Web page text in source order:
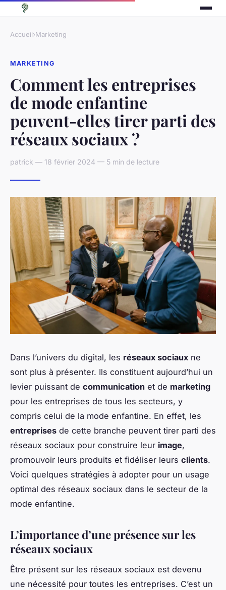
Accueil›Marketing
MARKETING
Comment les entreprises
de mode enfantine
peuvent-elles tirer parti des
réseaux sociaux ?
patrick — 18 février 2024 — 5 min de lecture
Dans l’univers du digital, les réseaux sociaux ne
sont plus à présenter. Ils constituent aujourd’hui un
levier puissant de communication et de marketing
pour les entreprises de tous les secteurs, y
compris celui de la mode enfantine. En effet, les
entreprises de cette branche peuvent tirer parti des
réseaux sociaux pour construire leur image,
promouvoir leurs produits et fidéliser leurs clients.
Voici quelques stratégies à adopter pour un usage
optimal des réseaux sociaux dans le secteur de la
mode enfantine.
L’importance d’une présence sur les
réseaux sociaux
Être présent sur les réseaux sociaux est devenu
une nécessité pour toutes les entreprises. C’est un